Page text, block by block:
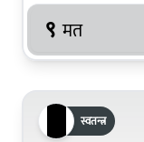
९ मत
स्वतन्त्र